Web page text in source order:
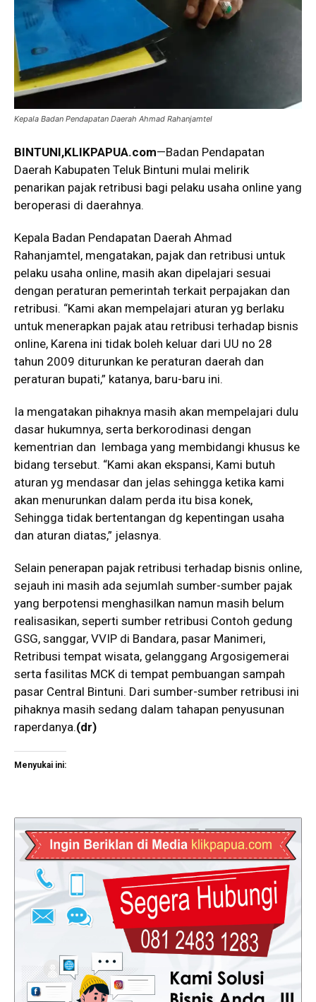
Kepala Badan Pendapatan Daerah Ahmad Rahanjamtel
BINTUNI,KLIKPAPUA.com—Badan Pendapatan
Daerah Kabupaten Teluk Bintuni mulai melirik
penarikan pajak retribusi bagi pelaku usaha online yang
beroperasi di daerahnya.
Kepala Badan Pendapatan Daerah Ahmad
Rahanjamtel, mengatakan, pajak dan retribusi untuk
pelaku usaha online, masih akan dipelajari sesuai
dengan peraturan pemerintah terkait perpajakan dan
retribusi. “Kami akan mempelajari aturan yg berlaku
untuk menerapkan pajak atau retribusi terhadap bisnis
online, Karena ini tidak boleh keluar dari UU no 28
tahun 2009 diturunkan ke peraturan daerah dan
peraturan bupati,” katanya, baru-baru ini.
Ia mengatakan pihaknya masih akan mempelajari dulu
dasar hukumnya, serta berkorodinasi dengan
kementrian dan lembaga yang membidangi khusus ke
bidang tersebut. “Kami akan ekspansi, Kami butuh
aturan yg mendasar dan jelas sehingga ketika kami
akan menurunkan dalam perda itu bisa konek,
Sehingga tidak bertentangan dg kepentingan usaha
dan aturan diatas,” jelasnya.
Selain penerapan pajak retribusi terhadap bisnis online,
sejauh ini masih ada sejumlah sumber-sumber pajak
yang berpotensi menghasilkan namun masih belum
realisasikan, seperti sumber retribusi Contoh gedung
GSG, sanggar, VVIP di Bandara, pasar Manimeri,
Retribusi tempat wisata, gelanggang Argosigemerai
serta fasilitas MCK di tempat pembuangan sampah
pasar Central Bintuni. Dari sumber-sumber retribusi ini
pihaknya masih sedang dalam tahapan penyusunan
raperdanya.(dr)
Menyukai ini: